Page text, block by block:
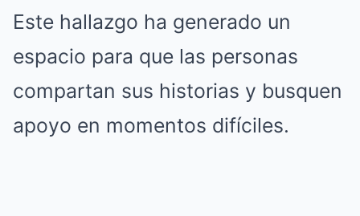
Este hallazgo ha generado un
espacio para que las personas
compartan sus historias y busquen
apoyo en momentos difíciles.